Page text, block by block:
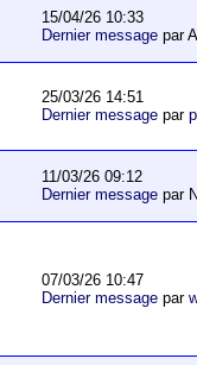
15/04/26 10:33
Dernier messagepar
25/03/26 14:51
Dernier messagepar
11/03/26 09:12
Dernier messagepar
07/03/26 10:47
Dernier messagepar